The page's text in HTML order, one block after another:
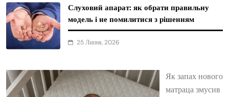
Слуховий апарат: як обрати правильну
модель і не помилитися з рішенням
25 Липня, 2026
Як запах нового
матраца змусив